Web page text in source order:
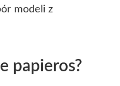
modeli z
papieros?